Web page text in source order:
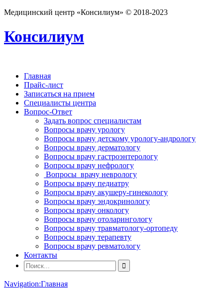
Медицинский центр «Консилиум» © 2018-2023
Консилиум
Главная
Прайс-лист
Записаться на прием
Специалисты центра
Вопрос-Ответ
Задать вопрос специалистам
Вопросы врачу урологу
Вопросы врачу детскому урологу-андрологу
Вопросы врачу дерматологу
Вопросы врачу гастроэнтерологу
Вопросы врачу нефрологу
Вопросы врачу неврологу
Вопросы врачу педиатру
Вопросы врачу акушеру-гинекологу
Вопросы врачу эндокринологу
Вопросы врачу онкологу
Вопросы врачу отоларингологу
Вопросы врачу травматологу-ортопеду
Вопросы врачу терапевту
Вопросы врачу ревматологу
Контакты
Navigation:Главная